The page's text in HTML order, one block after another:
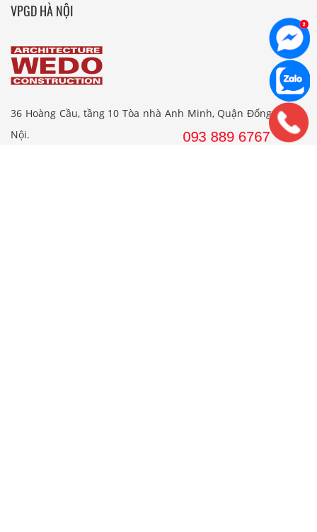
VPGD HÀ NỘI
36 Hoàng Cầu, tầng 10 Tòa nhà Anh Minh, Quận Đống Đa, Hà
Nội.